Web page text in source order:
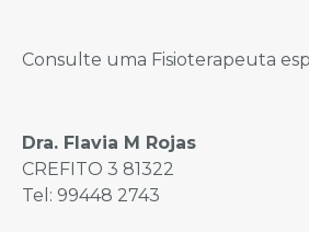
Consulte uma Fisioterapeuta
Dra. Flavia M Rojas
CREFITO 3 81322
Tel: 99448 2743